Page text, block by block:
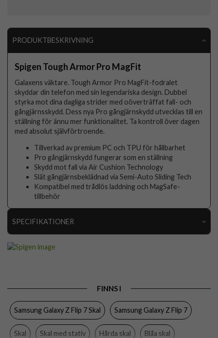
PRODUKTBESKRIVNING
Spigen Tough Armor Pro MagFit
Galaxens väktare. Tough Armor Pro MagFit-fodralet
skyddar din telefon med sin legendariska design. Dubbel
styrka mot dina dagliga strider med oöverträffat fall- och
gångjärnsskydd. Dess nya Pro gångjärnskydd utvecklas till en
ställning för ännu mer funktionalitet. Ta kontroll över dagen
med absolut självförtroende.
Tillverkad av premium PC och TPU för hållbarhet
Pro gångjärnskydd fungerar som en ställning
Skydd mot fall via Air Cushion Technology
Slät gångjärnsbeklädnad via Semi-Auto Sliding Tech
Kompatibel med trådlös laddning och MagSafe-
tillbehör
SPECIFIKATIONER
MagSafe-kompatibel, Stativfunktion, Stöttålig
Färg Blå
Material Hårdplast (PC), Mjukplast (TPU)
FINNS I
Samsung Galaxy Z Flip 7 Skal Samsung Galaxy Z Flip 7
Skal Skal med stativ Hårda skal Blåa skal